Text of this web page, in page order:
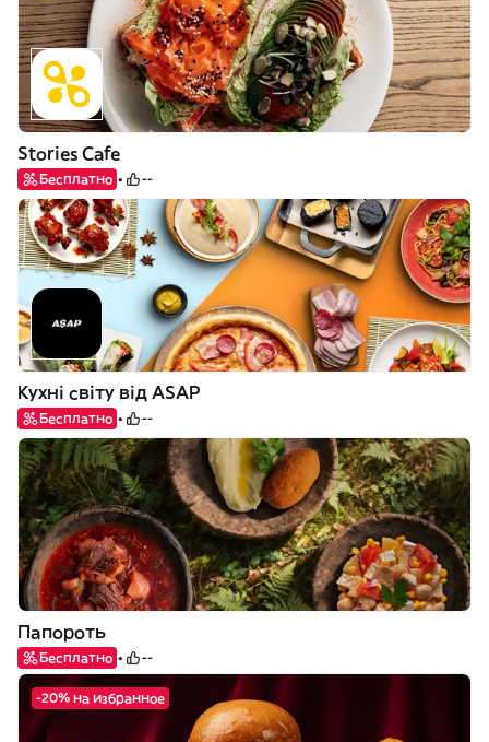
Stories Cafe
Бесплатно --
Кухні світу від ASAP
Бесплатно --
Папороть
Бесплатно --
-20% на избранное